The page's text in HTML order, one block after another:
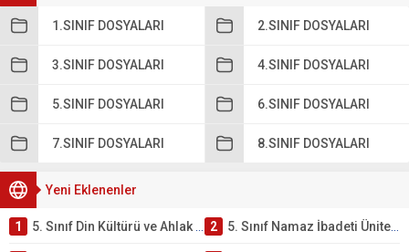
1.SINIF DOSYALARI 2.SINIF DOSYALARI
3.SINIF DOSYALARI 4.SINIF DOSYALARI
5.SINIF DOSYALARI 6.SINIF DOSYALARI
7.SINIF DOSYALARI 8.SINIF DOSYALARI
Yeni Eklenenler
1 5. Sınıf Din Kültürü ve Ahlak Bilgisi 2. Ünite: Namaz İbadeti Çalışmaları 2 5. Sınıf Namaz İbadeti Ünite Testi – Online Çöz